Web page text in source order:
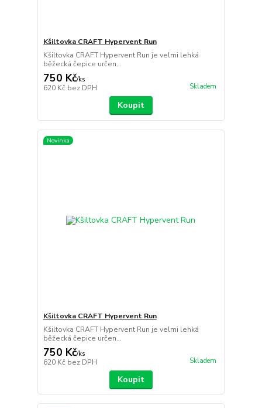
Kšiltovka CRAFT Hypervent Run
Kšiltovka CRAFT Hypervent Run je velmi lehká
běžecká čepice určen...
750 Kč/ks
620 Kč bez DPH Skladem
Koupit
Novinka
Kšiltovka CRAFT Hypervent Run
Kšiltovka CRAFT Hypervent Run je velmi lehká
běžecká čepice určen...
750 Kč/ks
620 Kč bez DPH Skladem
Koupit